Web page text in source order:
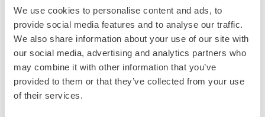
We use cookies to personalise content and ads, to
provide social media features and to analyse our traffic.
We also share information about your use of our site with
our social media, advertising and analytics partners who
may combine it with other information that you’ve
provided to them or that they’ve collected from your use
of their services.
Lees verder
Inclusief gratis interactieve Sageroute! & Inclusief entree
Zandsculpturen Garderen & Kinderzitjes en
hondenmandjes zijn gemakkelijk bij te boeken & Een
fiets huur je voor een hele dag, deze moet uiterlijk 17.30